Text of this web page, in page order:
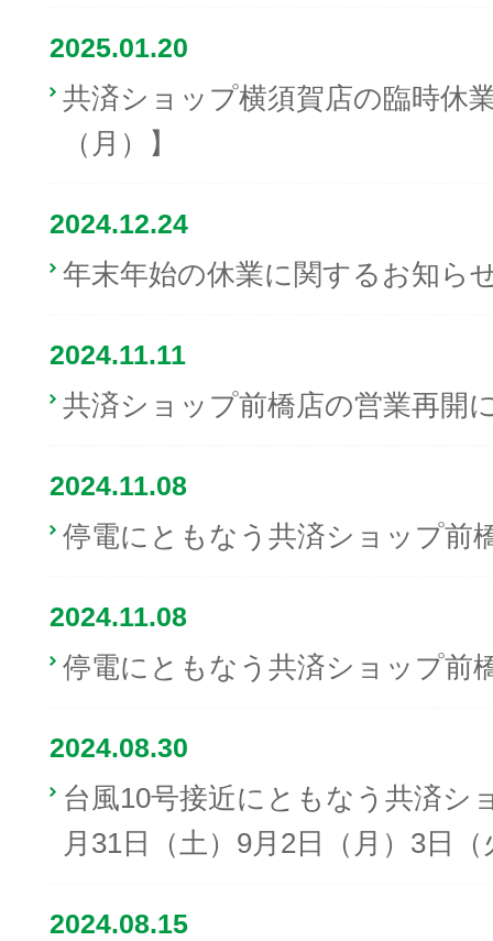
2025.01.20
共済ショップ横須賀店の臨時休
（月）】
2024.12.24
年末年始の休業に関するお知ら
2024.11.11
共済ショップ前橋店の営業再開
2024.11.08
停電にともなう共済ショップ前
2024.11.08
停電にともなう共済ショップ前
2024.08.30
台風10号接近にともなう共済シ
月31日（土）9月2日（月）3日（
2024.08.15